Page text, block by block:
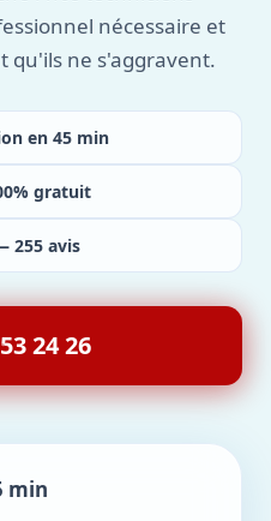
nécessaire et
qu'ils ne s'aggravent.
en 45 min
gratuit
255 avis
24 26
min